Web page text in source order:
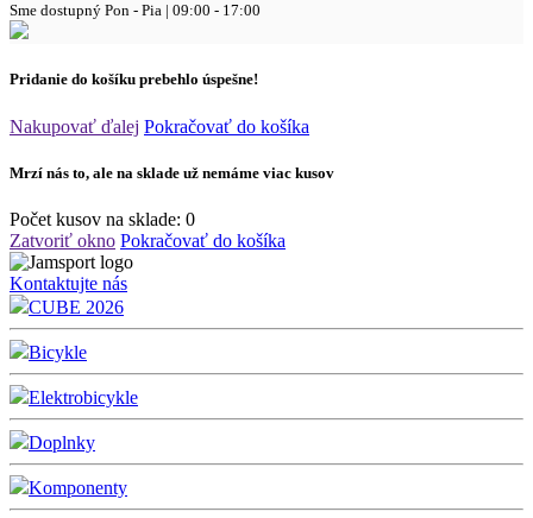
Sme dostupný Pon - Pia | 09:00 - 17:00
Pridanie do košíku prebehlo úspešne!
Nakupovať ďalej Pokračovať do košíka
Mrzí nás to, ale na sklade už nemáme viac kusov
Počet kusov na sklade: 0
Zatvoriť okno Pokračovať do košíka
Kontaktujte nás
CUBE 2026
Bicykle
Elektrobicykle
Doplnky
Komponenty